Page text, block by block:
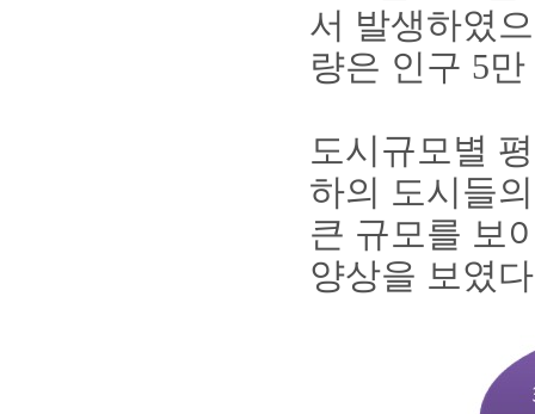
서 발생하였
량은 인구 5
도시규모별
하의 도시들
큰 규모를 보
양상을 보였다